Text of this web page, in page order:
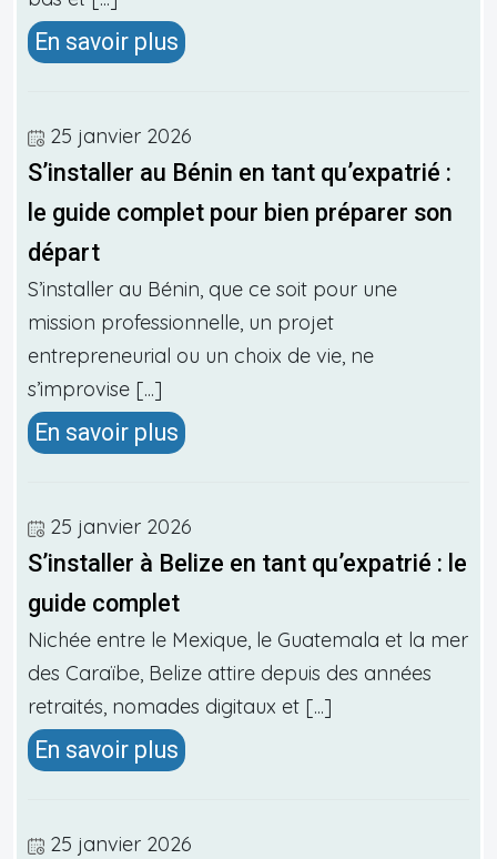
En savoir plus
25 janvier 2026
S’installer au Bénin en tant qu’expatrié :
le guide complet pour bien préparer son
départ
S’installer au Bénin, que ce soit pour une
mission professionnelle, un projet
entrepreneurial ou un choix de vie, ne
s’improvise [...]
En savoir plus
25 janvier 2026
S’installer à Belize en tant qu’expatrié : le
guide complet
Nichée entre le Mexique, le Guatemala et la mer
des Caraïbe, Belize attire depuis des années
retraités, nomades digitaux et [...]
En savoir plus
25 janvier 2026